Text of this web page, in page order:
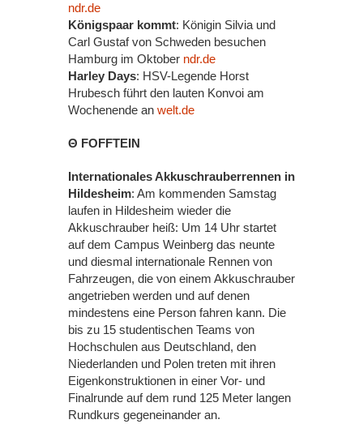
ndr.de
Königspaar kommt: Königin Silvia und
Carl Gustaf von Schweden besuchen
Hamburg im Oktober ndr.de
Harley Days: HSV-Legende Horst
Hrubesch führt den lauten Konvoi am
Wochenende an welt.de
Θ FOFFTEIN
Internationales Akkuschrauberrennen in
Hildesheim: Am kommenden Samstag
laufen in Hildesheim wieder die
Akkuschrauber heiß: Um 14 Uhr startet
auf dem Campus Weinberg das neunte
und diesmal internationale Rennen von
Fahrzeugen, die von einem Akkuschrauber
angetrieben werden und auf denen
mindestens eine Person fahren kann. Die
bis zu 15 studentischen Teams von
Hochschulen aus Deutschland, den
Niederlanden und Polen treten mit ihren
Eigenkonstruktionen in einer Vor- und
Finalrunde auf dem rund 125 Meter langen
Rundkurs gegeneinander an.